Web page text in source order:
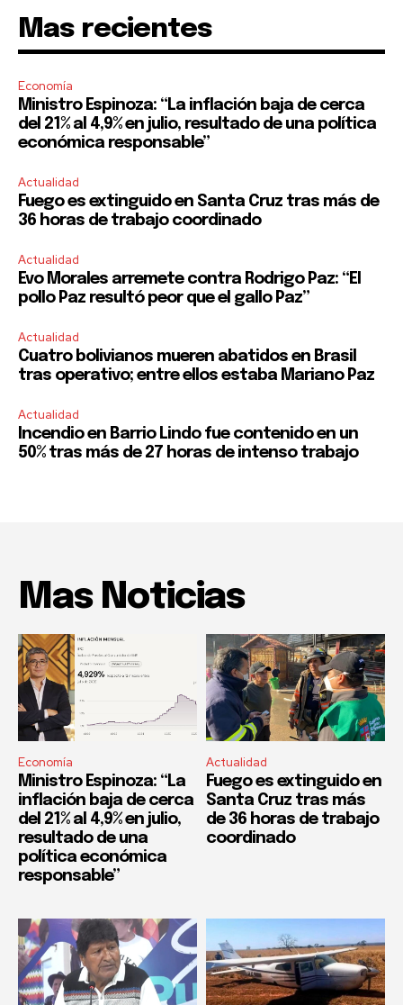
Mas recientes
Economía
Ministro Espinoza: “La inflación baja de cerca
del 21% al 4,9% en julio, resultado de una política
económica responsable”
Actualidad
Fuego es extinguido en Santa Cruz tras más de
36 horas de trabajo coordinado
Actualidad
Evo Morales arremete contra Rodrigo Paz: “El
pollo Paz resultó peor que el gallo Paz”
Actualidad
Cuatro bolivianos mueren abatidos en Brasil
tras operativo; entre ellos estaba Mariano Paz
Actualidad
Incendio en Barrio Lindo fue contenido en un
50% tras más de 27 horas de intenso trabajo
Mas Noticias
Economía
Ministro Espinoza: “La
inflación baja de cerca
del 21% al 4,9% en julio,
resultado de una
política económica
responsable”
Actualidad
Fuego es extinguido en
Santa Cruz tras más
de 36 horas de trabajo
coordinado